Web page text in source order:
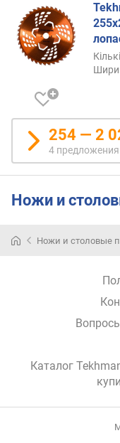
п
о
п
о
у
л
я
р
н
о
т
о
х
о
254 — 2
4 предложения
Ножи и
Ножи и столовые
Каталог